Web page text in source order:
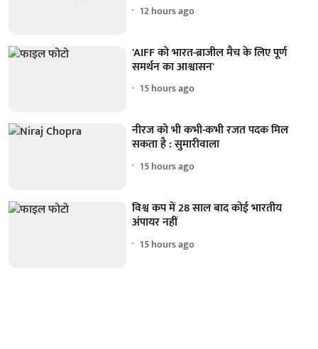
12 hours ago
'AIFF को भारत-ब्राजील मैच के लिए पूर्ण
समर्थन का आश्वासन'
15 hours ago
नीरज को भी कभी-कभी रजत पदक मिल
सकता है : सुमारीवाला
15 hours ago
विश्व कप में 28 साल बाद कोई भारतीय
अंपायर नहीं
15 hours ago